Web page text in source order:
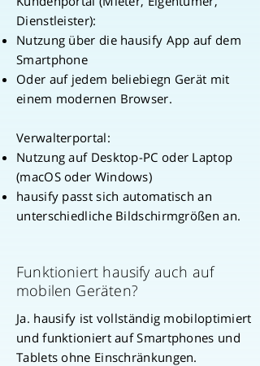
Dienstleister):
Nutzung über die hausify App auf dem
Smartphone
Oder auf jedem beliebiegn Gerät mit
einem modernen Browser.
Verwalterportal:
Nutzung auf Desktop-PC oder Laptop
(macOS oder Windows)
hausify passt sich automatisch an
unterschiedliche Bildschirmgrößen an.
Funktioniert hausify auch auf
mobilen Geräten?
Ja. hausify ist vollständig mobiloptimiert
und funktioniert auf Smartphones und
Tablets ohne Einschränkungen.